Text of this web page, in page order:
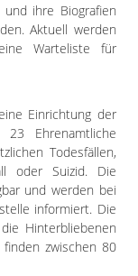
ihre Biografien
Aktuell werden
Warteliste für
Einrichtung der
23 Ehrenamtliche
Todesfällen,
oder Suizid. Die
und werden bei
informiert. Die
Hinterbliebenen
finden zwischen 80